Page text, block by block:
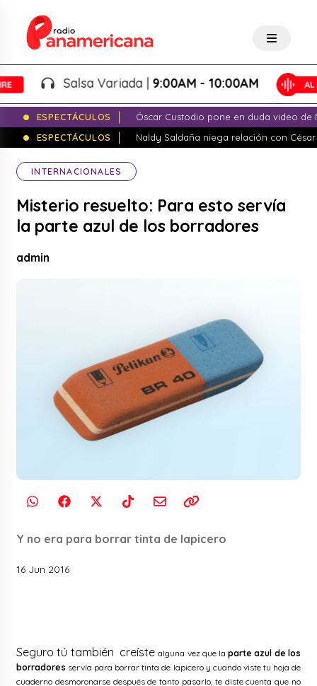
Salsa Variada |9:00AM - 10:00AM
ESPECTÁCULOS
Óscar Custodio pone en duda video de
ESPECTÁCULOS
Naldy Saldaña niega relación con
INTERNACIONALES
Misterio resuelto: Para esto servía
la parte azul de los borradores
admin
Y no era para borrar tinta de lapicero
16 Jun 2016
Seguro tú también creístealguna vez que laparte azul de los
borradores servía para borrar tinta de lapicero y cuando viste tu hoja de
cuaderno desmoronarse después de tanto pasarlo, te diste cuenta que no